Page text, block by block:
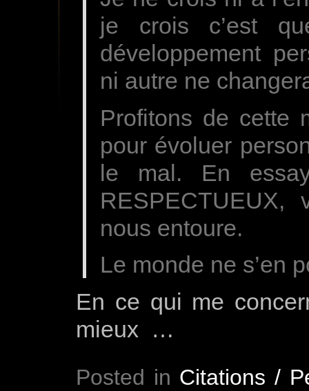
je crois c’est
développement
ni autre ne
Profitons de cette
pour évoluer
le mal. En
nous entoure.
Le monde ne s’en
En ce qui me
mieux …
Posted in Citations /